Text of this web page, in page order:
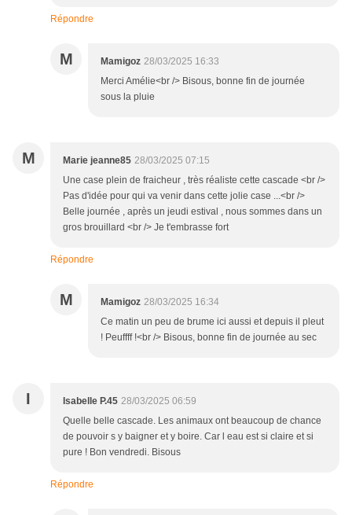
Répondre
M Mamigoz 28/03/2025 16:33
Merci Amélie<br /> Bisous, bonne fin de journée
sous la pluie
M Marie jeanne85 28/03/2025 07:15
Une case plein de fraicheur , très réaliste cette cascade <br />
Pas d'idée pour qui va venir dans cette jolie case ...<br />
Belle journée , après un jeudi estival , nous sommes dans un
gros brouillard <br /> Je t'embrasse fort
Répondre
M Mamigoz 28/03/2025 16:34
Ce matin un peu de brume ici aussi et depuis il pleut
! Peuffff !<br /> Bisous, bonne fin de journée au sec
I Isabelle P.45 28/03/2025 06:59
Quelle belle cascade. Les animaux ont beaucoup de chance
de pouvoir s y baigner et y boire. Car l eau est si claire et si
pure ! Bon vendredi. Bisous
Répondre